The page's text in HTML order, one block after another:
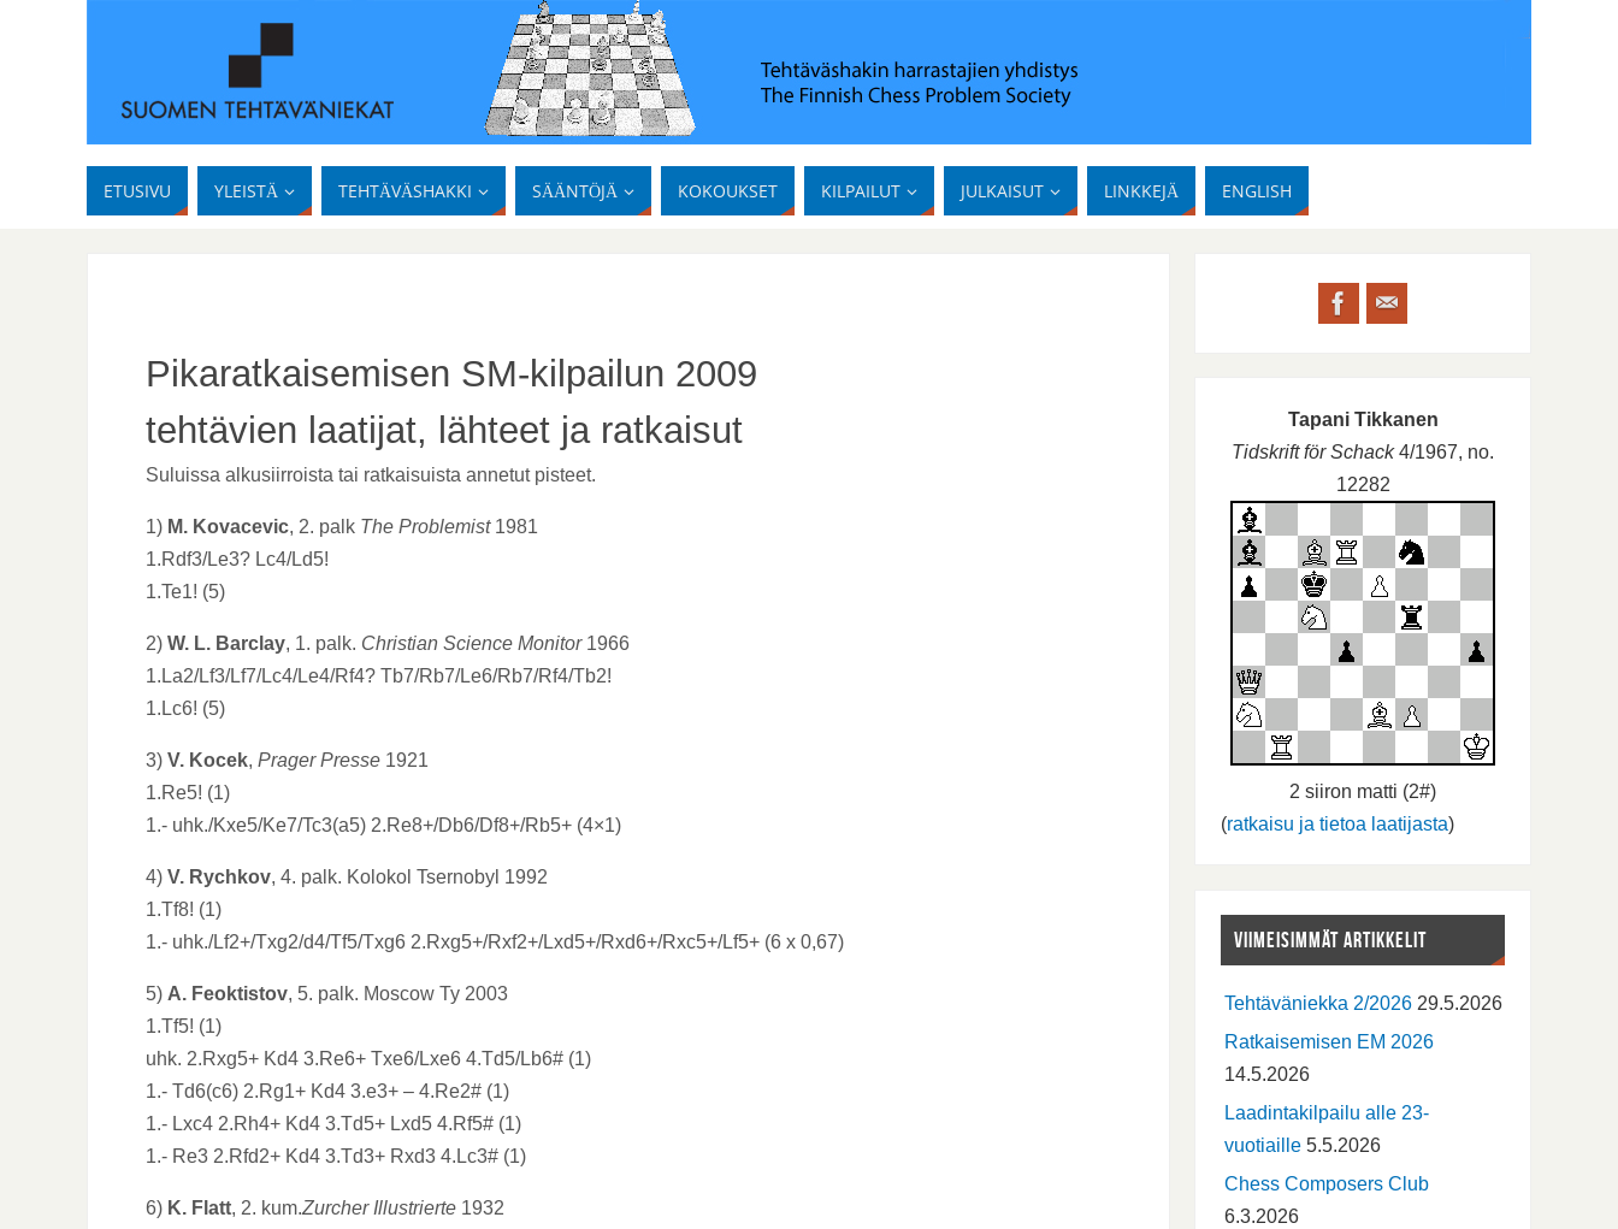
ETUSIVU YLEISTÄ TEHTÄVÄSHAKKI SÄÄNTÖJÄ KOKOUKSET KILPAILUT JULKAISUT LINKKEJÄ ENGLISH
Pikaratkaisemisen SM-kilpailun 2009
tehtävien laatijat, lähteet ja ratkaisut
Suluissa alkusiirroista tai ratkaisuista annetut pisteet.
1) M. Kovacevic, 2. palk The Problemist1981
1.Rdf3/Le3? Lc4/Ld5!
1.Te1! (5)
2) W. L. Barclay, 1. palk. Christian Science Monitor1966
1.La2/Lf3/Lf7/Lc4/Le4/Rf4? Tb7/Rb7/Le6/Rb7/Rf4/Tb2!
1.Lc6! (5)
3) V. Kocek, Prager Presse 1921
1.Re5! (1)
1.- uhk./Kxe5/Ke7/Tc3(a5) 2.Re8+/Db6/Df8+/Rb5+ (4×1)
4) V. Rychkov, 4. palk. Kolokol Tsernobyl 1992
1.Tf8! (1)
1.- uhk./Lf2+/Txg2/d4/Tf5/Txg6 2.Rxg5+/Rxf2+/Lxd5+/Rxd6+/Rxc5+/Lf5+ (6 x 0,67)
5) A. Feoktistov, 5. palk. Moscow Ty 2003
1.Tf5! (1)
uhk. 2.Rxg5+ Kd4 3.Re6+ Txe6/Lxe6 4.Td5/Lb6# (1)
1.- Td6(c6) 2.Rg1+ Kd4 3.e3+ – 4.Re2# (1)
1.- Lxc4 2.Rh4+ Kd4 3.Td5+ Lxd5 4.Rf5# (1)
1.- Re3 2.Rfd2+ Kd4 3.Td3+ Rxd3 4.Lc3# (1)
6) K. Flatt, 2. kum.Zurcher Illustrierte 1932
Tapani Tikkanen
Tidskrift för Schack4/1967, no.
12282
2 siiron matti (2#)
(ratkaisu ja tietoa laatijasta)
VIIMEISIMMÄT ARTIKKELIT
Tehtäväniekka 2/2026 29.5.2026
Ratkaisemisen EM 2026
14.5.2026
Laadintakilpailu alle 23-
vuotiaille 5.5.2026
Chess Composers Club
6.3.2026